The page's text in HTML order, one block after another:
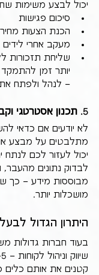
יכול לבצע משימות
סיכום פגישות
הכנת הצעות מחיר
מעקב אחרי לידים
שליחת תזכורות
יותר זמן
– לנהל ולפתח
5. תכנון אסטרטגי
לא יודעים אם כדאי
יכול לעזור לכם לנתח
לבדוק נתונים מהעבר,
מבוססות מידע – כך
מושכלות יותר.
היתרון הגדול
בעוד חברות גדולות
קטנים את אותם כלים